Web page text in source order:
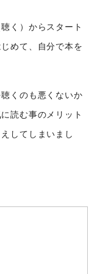
く）からスタート
めて、自分で本を
くのも悪くないか
読む事のメリット
してしまいまし